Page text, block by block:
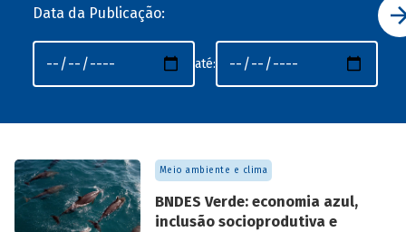
Data da Publicação:
até:
Meio ambiente e clima
BNDES Verde: economia azul,
inclusão socioprodutiva e